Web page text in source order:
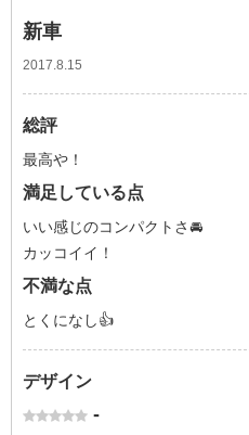
新車
2017.8.15
総評
最高や！
満足している点
いい感じのコンパクトさ🚘
カッコイイ！
不満な点
とくになし👍
デザイン
-